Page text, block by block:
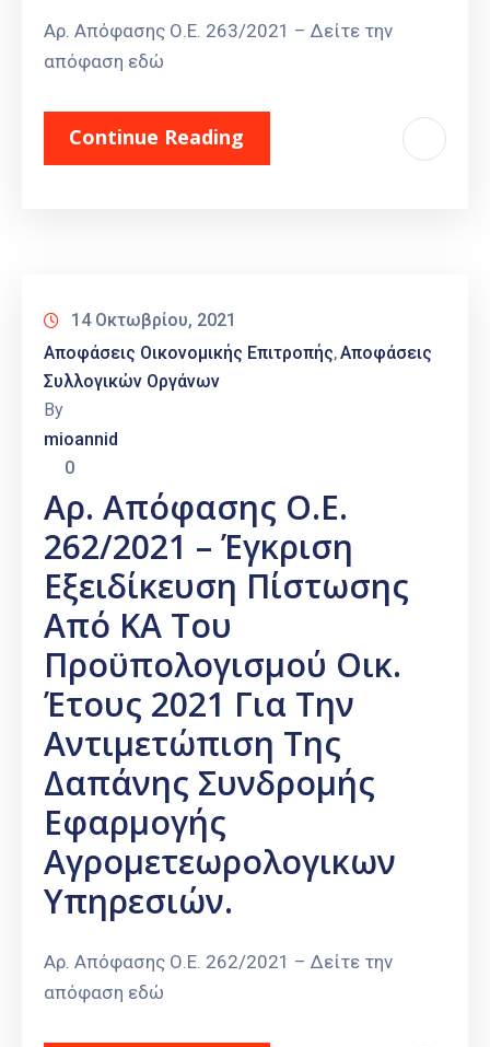
Αρ. Απόφασης Ο.Ε. 263/2021 – Δείτε την
απόφαση εδώ
Continue Reading
14 Οκτωβρίου, 2021
Αποφάσεις Οικονομικής Επιτροπής‚Αποφάσεις
Συλλογικών Οργάνων
By
mioannid
0
Αρ. Απόφασης Ο.Ε.
262/2021 – Έγκριση
Εξειδίκευση Πίστωσης
Από ΚΑ Του
Προϋπολογισμού Οικ.
Έτους 2021 Για Την
Αντιμετώπιση Της
Δαπάνης Συνδρομής
Εφαρμογής
Αγρομετεωρολογικων
Υπηρεσιών.
Αρ. Απόφασης Ο.Ε. 262/2021 – Δείτε την
απόφαση εδώ